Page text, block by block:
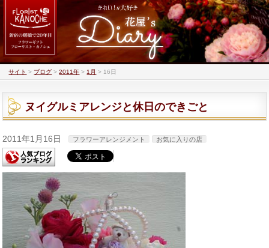
サイト > ブログ >2011年 >1月 > 16日
ヌイグルミアレンジと休日のできごと
2011年1月16日 フラワーアレンジメント お気に入りの店